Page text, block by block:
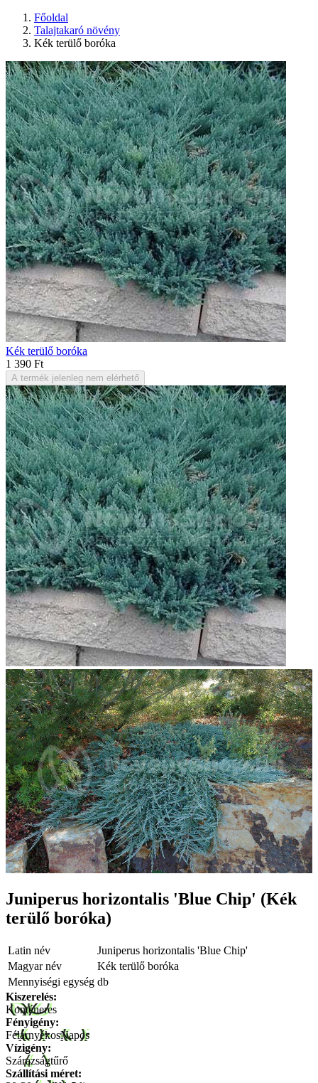
Főoldal
Talajtakaró növény
Kék terülő boróka
Kék terülő boróka
1 390 Ft
A termék jelenleg nem elérhető
Juniperus horizontalis 'Blue Chip' (Kék
terülő boróka)
Latin név
Juniperus horizontalis 'Blue Chip'
Magyar név
Kék terülő boróka
Mennyiségi egység db
Kiszerelés:
Konténeres
Fényigény:
FélárnyékosNapos
Vízigény:
Szárazságtűrő
Szállítási méret: